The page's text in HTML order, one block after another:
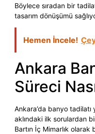
Böylece sıradan bir
tasarım dönüşümü
Hemen İncele!
Ankara
Süreci
Ankara’da banyo
aklındaki ilk sorulardan
Bartın İç Mimarlık